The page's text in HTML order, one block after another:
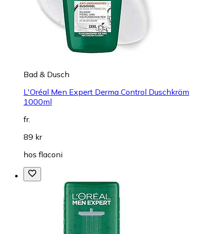
Bad & Dusch
L'Oréal Men Expert Derma Control Duschkräm
1000ml
fr.
89 kr
hos flaconi